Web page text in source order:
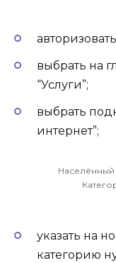
выбрать на
“Услуги”;
выбрать
интернет”;
Населённый
указать на
категорию